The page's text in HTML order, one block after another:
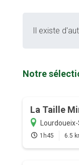
Il existe
Notre
La Taille
1h45 6.5